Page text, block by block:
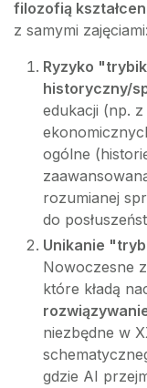
filozofią
z samymi zajęciami:
Ryzyko
historyczny/
edukacji (np.
ogólne
rozumianej
do
Unikanie
Nowoczesne
które kładą
niezbędne w
gdzie AI